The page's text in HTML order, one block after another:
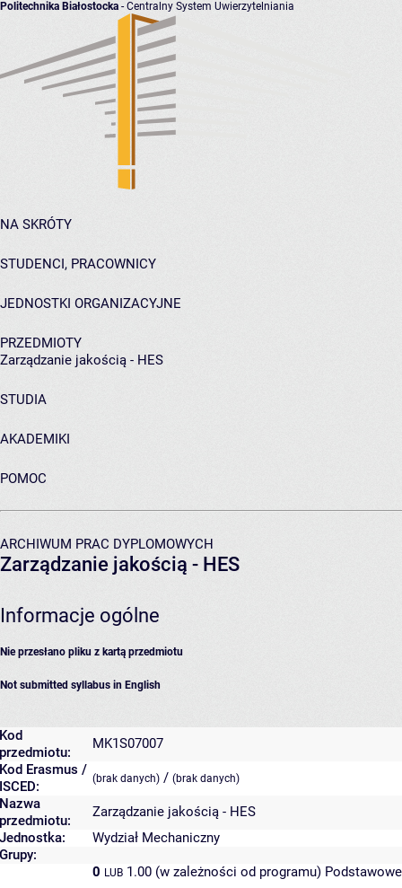
Politechnika Białostocka - Centralny System Uwierzytelniania
NA SKRÓTY
STUDENCI, PRACOWNICY
JEDNOSTKI ORGANIZACYJNE
PRZEDMIOTY
Zarządzanie jakością - HES
STUDIA
AKADEMIKI
POMOC
ARCHIWUM PRAC DYPLOMOWYCH
Zarządzanie jakością - HES
Informacje ogólne
Nie przesłano pliku z kartą przedmiotu
Not submitted syllabus in English
Kod
przedmiotu:
MK1S07007
Kod Erasmus /
ISCED:
(brak danych) / (brak danych)
Nazwa
przedmiotu:
Zarządzanie jakością - HES
Jednostka:
Wydział Mechaniczny
Grupy:
0 LUB 1.00 (w zależności od programu)